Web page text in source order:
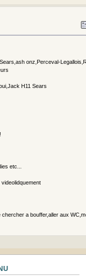
onz,Perceval-
H11 Sears
etc...
a bouffer,aller aux